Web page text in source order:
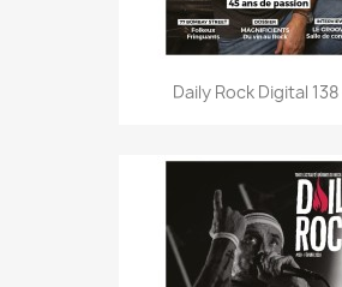
Daily Rock Digital 138